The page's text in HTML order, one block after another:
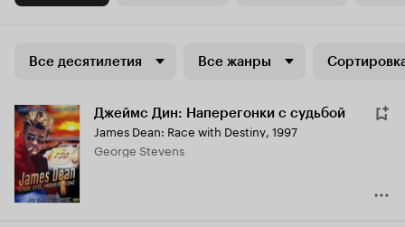
Все десятилетия Все жанры
Джеймс Дин: Наперегонки с судьбой
James Dean: Race with Destiny, 1997
George Stevens